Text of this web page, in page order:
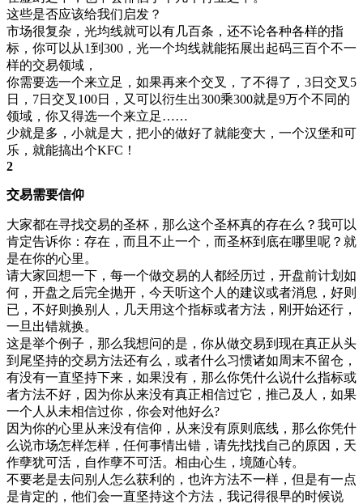
这些是否应该给我们启发？
市场很复杂，光均线就可以有几百条，还不论各种各样的指
标，你可以从1到300，光一个均线就能拓展出起码三百个不一
样的交易领域，
你需要选一个来立足，如果再来个交叉，了不得了，3日交叉5
日，7日交叉100日，又可以衍生出300乘300就是9万个不同的
领域，你又得选一个来立足……
少就是多，小就是大，把小的做好了就能变大，一个汉堡和可
乐，就能搞出个KFC！
2
交易需要信仰
大家都在寻找交易的圣杯，那么这个圣杯真的存在么？我可以
肯定告诉你：存在，而且不止一个，而圣杯到底在哪里呢？就
是在你的心里。
请大家回想一下，每一个做交易的人都经历过，开盘前计划如
何，开盘之后完全抛开，今天听这个人的建议或者消息，好则
已，不好则换别人，几天用这个指标或者方法，刚开始还行，
一旦出错就换。
这是举个例子，那么我想问的是，你从做交易到现在真正从头
到尾坚持的交易方法还有么，或者什么习惯诸如周末不留仓，
有没有一直坚持下来，如果没有，那么你凭什么说什么指标或
者方法不好，因为你从来没有真正相信过它，推己及人，如果
一个人从未相信过你，你会对他好么?
因为你的心里从来没有信仰，从来没有原则底线，那么你凭什
么说市场怎样怎样，任何事情出错，请先找找自己的原因，天
作孽犹可活，自作孽不可活。相由心生，境随心转。
不要老是去问别人怎么获利的，也许方法不一样，但是有一点
是肯定的，他们会一直坚持这个方法，我记得很早的时候说